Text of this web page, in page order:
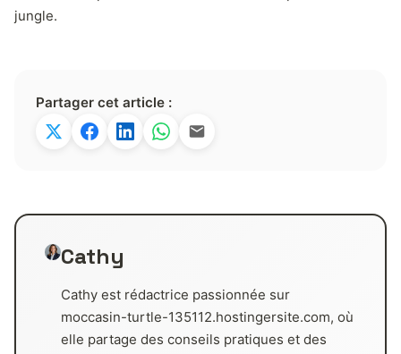
jungle.
Partager cet article :
Cathy
Cathy est rédactrice passionnée sur
moccasin-turtle-135112.hostingersite.com, où
elle partage des conseils pratiques et des